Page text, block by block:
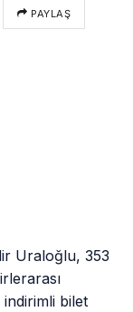
PAYLAŞ
Uraloğlu, 353
bilet